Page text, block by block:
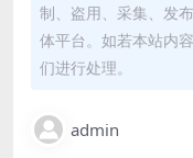
制、盗用、采集、发
体平台。如若本站内
们进行处理。
admin